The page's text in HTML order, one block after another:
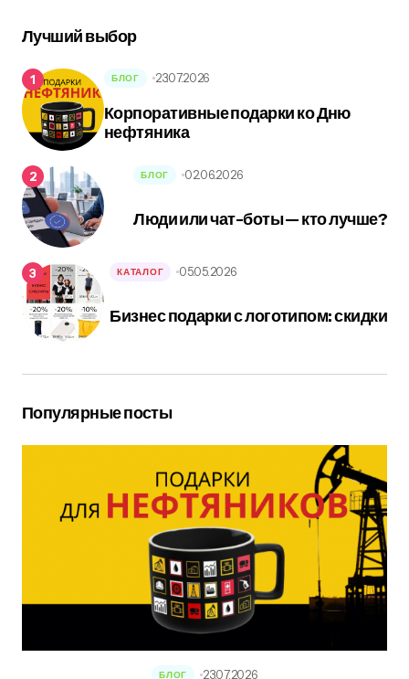
Лучший выбор
Корпоративные подарки ко Дню
нефтяника
БЛОГ 23.07.2026
Люди или чат-боты — кто лучше?
БЛОГ 02.06.2026
Бизнес подарки с логотипом: скидки
КАТАЛОГ 05.05.2026
Популярные посты
БЛОГ 23.07.2026